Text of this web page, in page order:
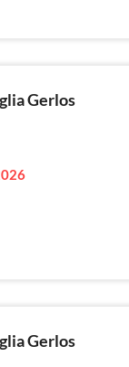
Gerlos
Gerlos